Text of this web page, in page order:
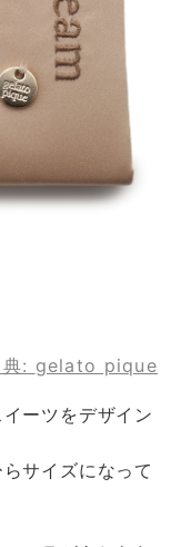
: gelato pique
ーツをデザイン
サイズになって